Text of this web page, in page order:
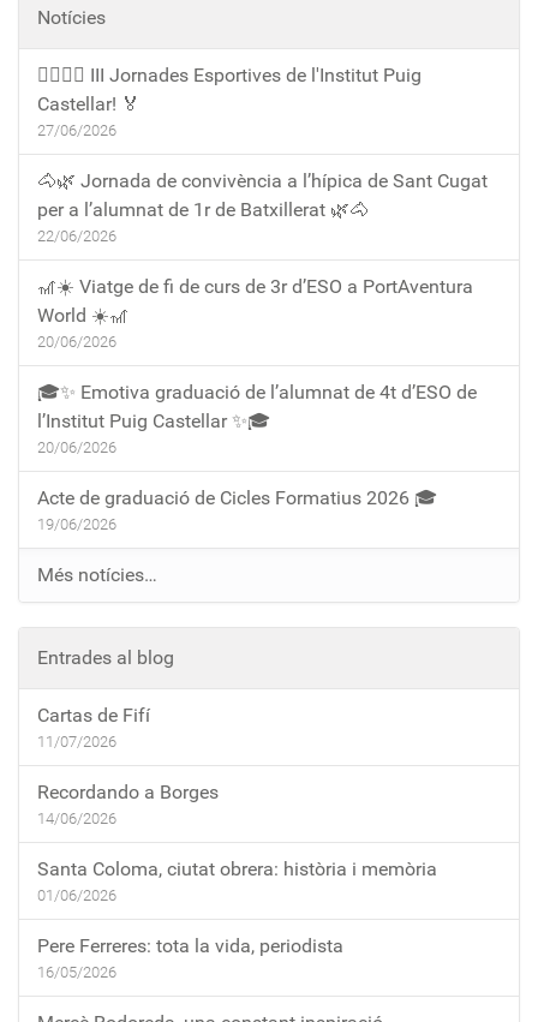
Notícies
🏃‍♀️🏃‍♂️ III Jornades Esportives de l'Institut Puig
Castellar! 🏅
27/06/2026
🐴🌿 Jornada de convivència a l’hípica de Sant Cugat
per a l’alumnat de 1r de Batxillerat 🌿🐴
22/06/2026
🎢☀️ Viatge de fi de curs de 3r d’ESO a PortAventura
World ☀️🎢
20/06/2026
🎓✨ Emotiva graduació de l’alumnat de 4t d’ESO de
l’Institut Puig Castellar ✨🎓
20/06/2026
Acte de graduació de Cicles Formatius 2026 🎓
19/06/2026
Més notícies…
Entrades al blog
Cartas de Fifí
11/07/2026
Recordando a Borges
14/06/2026
Santa Coloma, ciutat obrera: història i memòria
01/06/2026
Pere Ferreres: tota la vida, periodista
16/05/2026